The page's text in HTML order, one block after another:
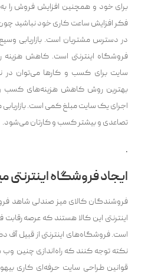
برای خود و همچنین افزایش فروش را
فکر افزایش ساعت کاری خود نباشید چون
در دسترس مشتریان است‌. بازاریابی
فروشگاه اینترنتی است. کاهش هزینه
سایت برای کسب و کارها می‌توان
بهترین روش کاهش هزینه‌های کسب
اجرای یک سایت مبلغ کمی‌ است.
تصاعدی و بیشتر کسب و کارتان می‌شود.
.
ایجاد فروشگاه اینترنتی
فروشندگان کالای میز صندلی شاهد
اینترنتی این کالا هستند که عرصه
است. فروشگاه‌های اینترنتی از قبیل آف
نکته توجه کنند که ‌راه‌اندازی چنین
قوانین طراحی سایت حرفه‌ای کاری